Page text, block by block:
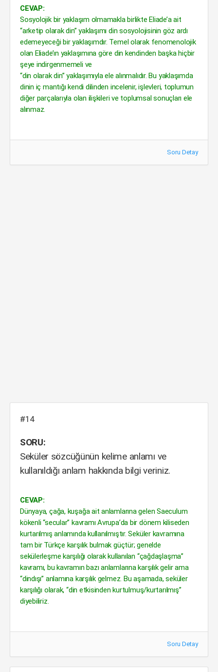
CEVAP:
Sosyolojik bir yaklaşım olmamakla birlikte Eliade’a ait
“arketip olarak din” yaklaşımı din sosyolojisinin göz ardı
edemeyeceği bir yaklaşımdır. Temel olarak fenomenolojik
olan Eliade’ın yaklaşımına göre din kendinden başka hiçbir
şeye indirgenmemeli ve
“din olarak din” yaklaşımıyla ele alınmalıdır. Bu yaklaşımda
dinin iç mantığı kendi dilinden incelenir, işlevleri, toplumun
diğer parçalarıyla olan ilişkileri ve toplumsal sonuçları ele
alınmaz.
Soru Detay
#14
SORU:
Seküler sözcüğünün kelime anlamı ve
kullanıldığı anlam hakkında bilgi veriniz.
CEVAP:
Dünyaya, çağa, kuşağa ait anlamlarına gelen Saeculum
kökenli “secular” kavramı Avrupa’da bir dönem kiliseden
kurtarılmış anlamında kullanılmıştır. Seküler kavramına
tam bir Türkçe karşılık bulmak güçtür; genelde
sekülerleşme karşılığı olarak kullanılan “çağdaşlaşma”
kavramı, bu kavramın bazı anlamlarına karşılık gelir ama
“dindışı” anlamına karşılık gelmez. Bu aşamada, seküler
karşılığı olarak, “din etkisinden kurtulmuş/kurtarılmış”
diyebiliriz.
Soru Detay